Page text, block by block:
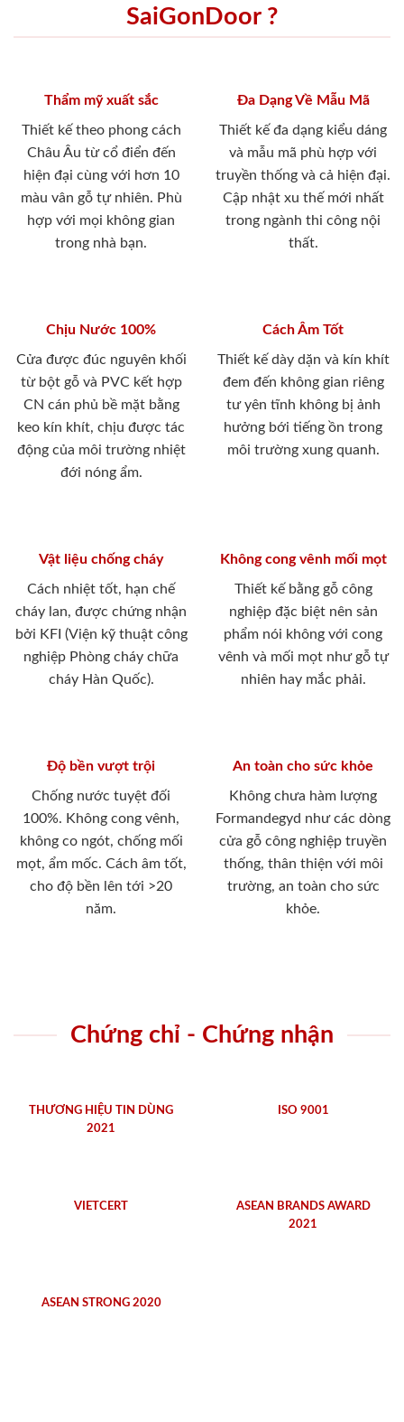
SaiGonDoor ?
Thẩm mỹ xuất sắc
Thiết kế theo phong cách
Châu Âu từ cổ điển đến
hiện đại cùng với hơn 10
màu vân gỗ tự nhiên. Phù
hợp với mọi không gian
trong nhà bạn.
Đa Dạng Về Mẫu Mã
Thiết kế đa dạng kiểu dáng
và mẫu mã phù hợp với
truyền thống và cả hiện đại.
Cập nhật xu thế mới nhất
trong ngành thi công nội
thất.
Chịu Nước 100%
Cửa được đúc nguyên khối
từ bột gỗ và PVC kết hợp
CN cán phủ bề mặt bằng
keo kín khít, chịu được tác
động của môi trường nhiệt
đới nóng ẩm.
Cách Âm Tốt
Thiết kế dày dặn và kín khít
đem đến không gian riêng
tư yên tĩnh không bị ảnh
hưởng bới tiếng ồn trong
môi trường xung quanh.
Vật liệu chống cháy
Cách nhiệt tốt, hạn chế
cháy lan, được chứng nhận
bởi KFI (Viện kỹ thuật công
nghiệp Phòng cháy chữa
cháy Hàn Quốc).
Không cong vênh mối mọt
Thiết kế bằng gỗ công
nghiệp đặc biệt nên sản
phẩm nói không với cong
vênh và mối mọt như gỗ tự
nhiên hay mắc phải.
Độ bền vượt trội
Chống nước tuyệt đối
100%. Không cong vênh,
không co ngót, chống mối
mọt, ẩm mốc. Cách âm tốt,
cho độ bền lên tới >20
năm.
An toàn cho sức khỏe
Không chưa hàm lượng
Formandegyd như các dòng
cửa gỗ công nghiệp truyền
thống, thân thiện với môi
trường, an toàn cho sức
khỏe.
Chứng chỉ - Chứng nhận
THƯƠNG HIỆU TIN DÙNG
2021
ISO 9001
VIETCERT
ASEAN BRANDS AWARD
2021
ASEAN STRONG 2020